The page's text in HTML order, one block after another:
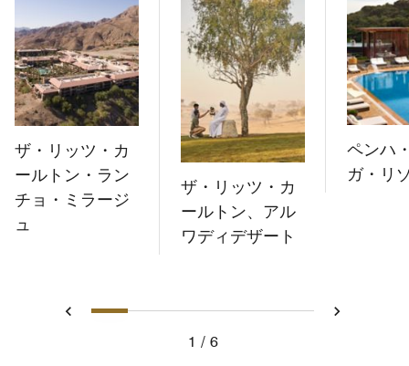
ザ・リッツ・カ
ールトン・ラン
チョ・ミラージ
ュ
ザ・リッツ・カ
ールトン、アル
ワディデザート
ペンハ
ガ・リ
戻る
1 2 3 4 5 6 次へ
1 6